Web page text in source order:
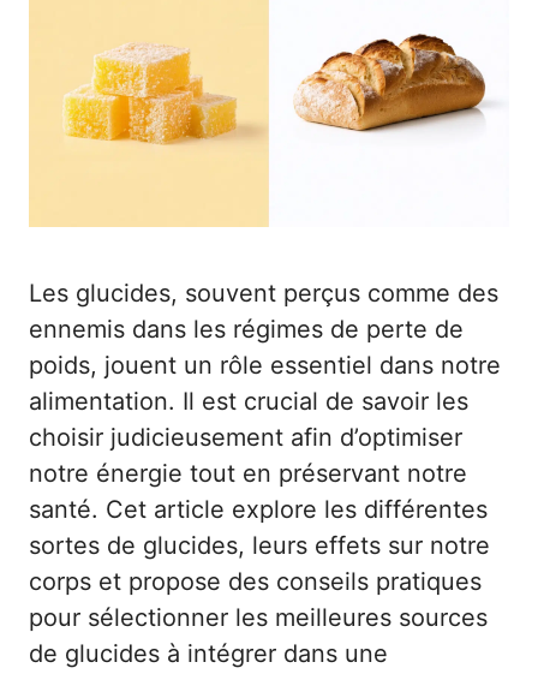
Les glucides, souvent perçus comme des
ennemis dans les régimes de perte de
poids, jouent un rôle essentiel dans notre
alimentation. Il est crucial de savoir les
choisir judicieusement afin d’optimiser
notre énergie tout en préservant notre
santé. Cet article explore les différentes
sortes de glucides, leurs effets sur notre
corps et propose des conseils pratiques
pour sélectionner les meilleures sources
de glucides à intégrer dans une